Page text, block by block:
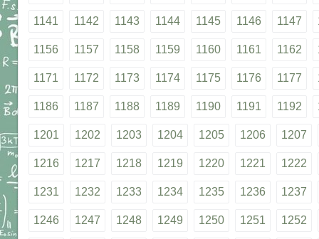
1141 1142 1143 1144 1145 1146 1147
1156 1157 1158 1159 1160 1161 1162
1171 1172 1173 1174 1175 1176 1177
1186 1187 1188 1189 1190 1191 1192
1201 1202 1203 1204 1205 1206 1207
1216 1217 1218 1219 1220 1221 1222
1231 1232 1233 1234 1235 1236 1237
1246 1247 1248 1249 1250 1251 1252